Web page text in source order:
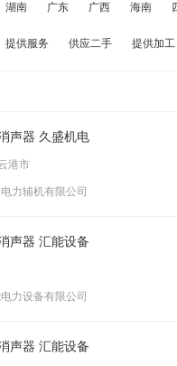
湖南 广东 广西 海南
提供服务 供应二手 提供加工
声器 久盛机电
港市
力辅机有限公司
声器 汇能设备
力设备有限公司
声器 汇能设备